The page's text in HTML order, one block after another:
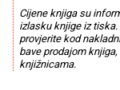
Cijene knjiga su
izlasku knjige iz
provjerite kod
bave prodajom
knjižnicama.